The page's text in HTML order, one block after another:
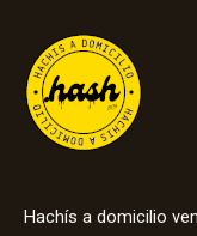
Hachís a domicilio